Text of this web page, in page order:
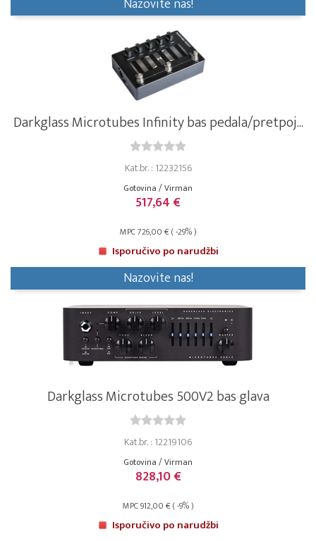
Nazovite nas!
Darkglass Microtubes Infinity bas pedala/pretpoj...
Kat.br. : 12232156
Gotovina / Virman
517,64 €
MPC 726,00 € ( -29% )
Isporučivo po narudžbi
Nazovite nas!
Darkglass Microtubes 500V2 bas glava
Kat.br. : 12219106
Gotovina / Virman
828,10 €
MPC 912,00 € ( -9% )
Isporučivo po narudžbi